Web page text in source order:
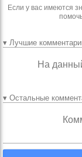
Если у вас имеются
▾ Лучшие
На
▾ Остальные